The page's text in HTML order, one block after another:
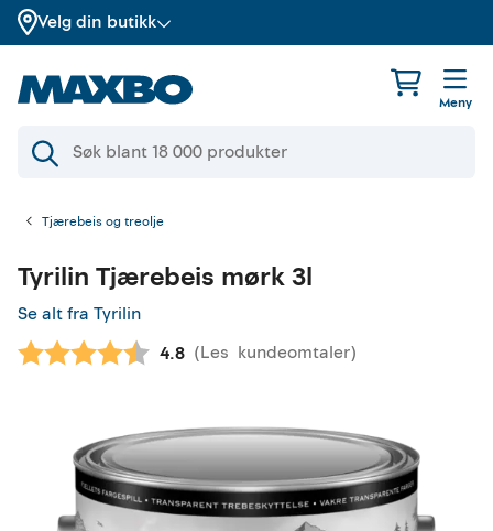
Velg din butikk
Meny
Tjærebeis og treolje
Tyrilin Tjærebeis mørk 3l
Se alt fra Tyrilin
Gjennomsnittskarakter:
4.8 (Les kundeomtaler)